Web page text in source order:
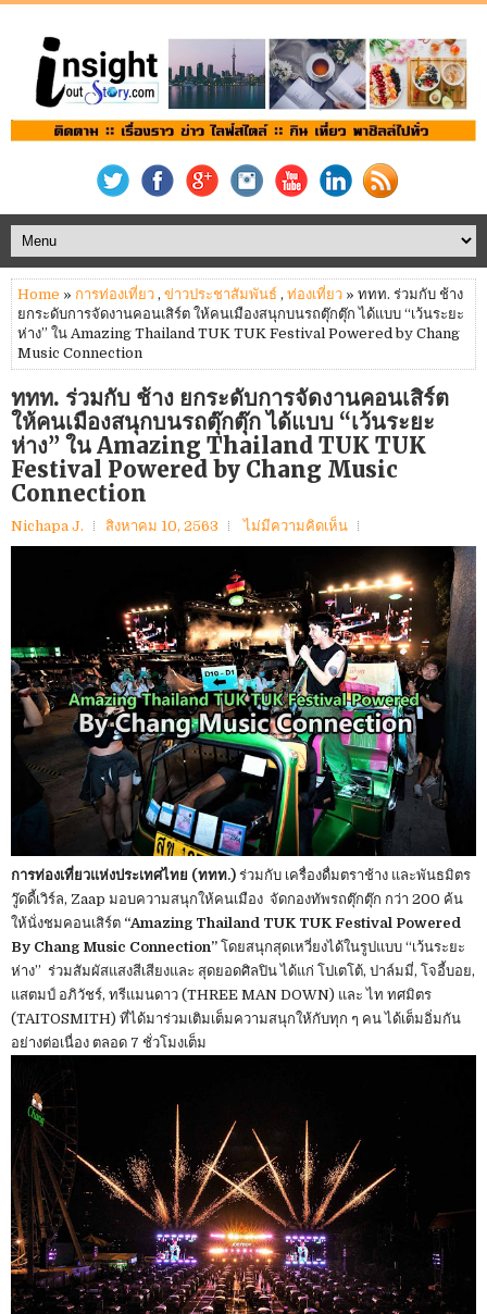
Home » การท่องเที่ยว , ข่าวประชาสัมพันธ์ , ท่องเที่ยว » ททท. ร่วมกับ ช้าง
ยกระดับการจัดงานคอนเสิร์ต ให้คนเมืองสนุกบนรถตุ๊กตุ๊ก ได้แบบ “เว้นระยะ
ห่าง” ใน Amazing Thailand TUK TUK Festival Powered by Chang
Music Connection
ททท. ร่วมกับ ช้าง ยกระดับการจัดงานคอนเสิร์ต
ให้คนเมืองสนุกบนรถตุ๊กตุ๊ก ได้แบบ “เว้นระยะ
ห่าง” ใน Amazing Thailand TUK TUK
Festival Powered by Chang Music
Connection
Nichapa J. สิงหาคม 10, 2563 ไม่มีความคิดเห็น
การท่องเที่ยวแห่งประเทศไทย (ททท.) ร่วมกับ เครื่องดื่มตราช้าง และพันธมิตร
วู๊ดดี้เวิร์ล, Zaap มอบความสนุกให้คนเมือง จัดกองทัพรถตุ๊กตุ๊ก กว่า 200 ค้น
ให้นั่งชมคอนเสิร์ต “Amazing Thailand TUK TUK Festival Powered
By Chang Music Connection” โดยสนุกสุดเหวี่ยงได้ในรูปแบบ “เว้นระยะ
ห่าง” ร่วมสัมผัสแสงสีเสียงและ สุดยอดศิลปิน ได้แก่ โปเตโต้, ปาล์มมี่, โจอี้บอย,
แสตมป์ อภิวัชร์, ทรีแมนดาว (THREE MAN DOWN) และ ไท ทศมิตร
(TAITOSMITH) ที่ได้มาร่วมเติมเต็มความสนุกให้กับทุก ๆ คน ได้เต็มอิ่มกัน
อย่างต่อเนื่อง ตลอด 7 ชั่วโมงเต็ม